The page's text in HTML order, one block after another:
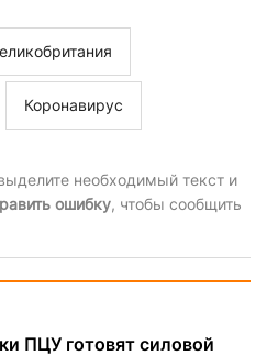
Коронавирус
необходимый текст и
ошибку, чтобы сообщить
ПЦУ готовят силовой